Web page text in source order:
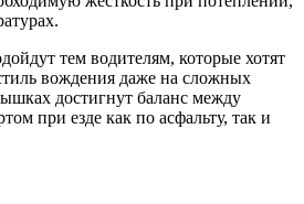
тем водителям, которые хотят
вождения даже на сложных
достигнут баланс между
при езде как по асфальту, так и